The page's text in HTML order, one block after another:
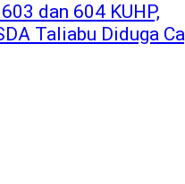
dan 604 KUHP,
Taliabu Diduga